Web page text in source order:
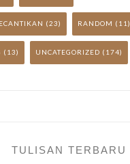
(23) RANDOM (11)
(13) UNCATEGORIZED (174)
TULISAN TERBARU